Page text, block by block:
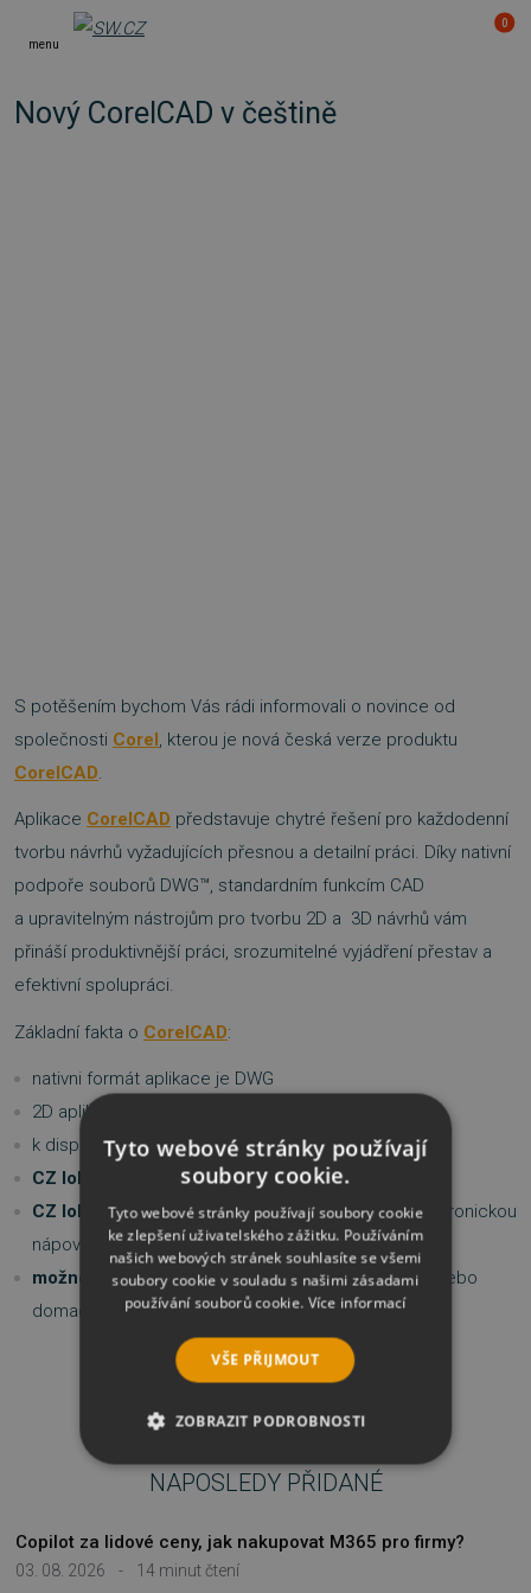
menu
0
Nový CorelCAD v češtině
S potěšením bychom Vás rádi informovali o novince od
společnosti Corel, kterou je nová česká verze produktu
CorelCAD.
Aplikace CorelCAD představuje chytré řešení pro každodenní
tvorbu návrhů vyžadujících přesnou a detailní práci. Díky nativní
podpoře souborů DWG™, standardním funkcím CAD
a upravitelným nástrojům pro tvorbu 2D a 3D návrhů vám
přináší produktivnější práci, srozumitelné vyjádření přestav a
efektivní spolupráci.
Základní fakta o CorelCAD:
nativni formát aplikace je DWG
2D aplikace s možností prace i ve 3D
k dispozici v hybridni podobě Windows/Mac OS
CZ lokalizace
pro obě platformy Windows/Mac OS
CZ lokalizacezahrnuje uživatelské prostředí a elektronickou
nápovědu
možnost druhé bezplatné instalacena prenosný nebo
domací počítač; lze kombinovat i v rámci platforem
NAPOSLEDY PŘIDANÉ
03. 08. 2026 - 14 minut čtení
Copilot za lidové ceny, jak nakupovat M365 pro firmy?
Tyto webové stránky používají
soubory cookie.
Tyto webové stránky používají soubory cookie
ke zlepšení uživatelského zážitku. Používáním
našich webových stránek souhlasíte se všemi
soubory cookie v souladu s našimi zásadami
používání souborů cookie. Více informací
VŠE PŘIJMOUT
ZOBRAZIT PODROBNOSTI
NEZBYTNĚ NUTNÉ SOUBORY